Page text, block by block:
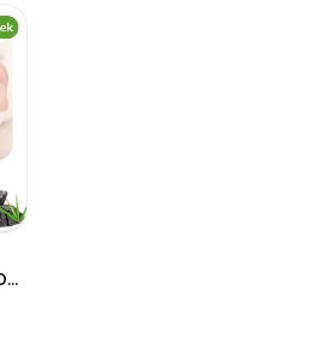
Plastry oczyszczające DetoxNatura